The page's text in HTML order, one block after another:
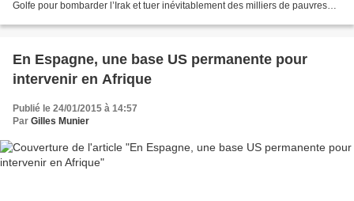
Golfe pour bombarder l’Irak et tuer inévitablement des milliers de pauvres
En Espagne, une base US permanente pour
intervenir en Afrique
Publié le 24/01/2015 à 14:57
Par Gilles Munier